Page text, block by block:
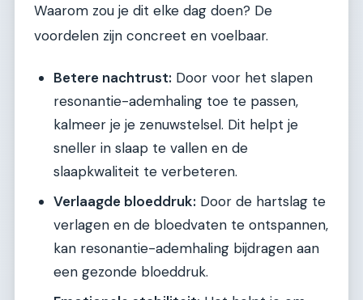
Waarom zou je dit elke dag doen? De
voordelen zijn concreet en voelbaar.
Betere nachtrust: Door voor het slapen
resonantie-ademhaling toe te passen,
kalmeer je je zenuwstelsel. Dit helpt je
sneller in slaap te vallen en de
slaapkwaliteit te verbeteren.
Verlaagde bloeddruk: Door de hartslag te
verlagen en de bloedvaten te ontspannen,
kan resonantie-ademhaling bijdragen aan
een gezonde bloeddruk.